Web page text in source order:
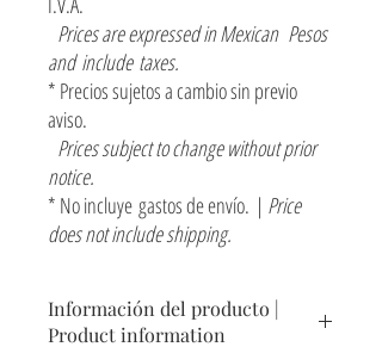
Prices are expressed in Mexican Pesos
and include taxes.
* Precios sujetos a cambio sin previo
aviso.
Prices subject to change without prior
notice.
* No incluye gastos de envío. | Price
does not include shipping.
Información del producto |
Product information